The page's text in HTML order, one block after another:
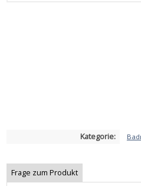
Kategorie:
Frage zum Produkt